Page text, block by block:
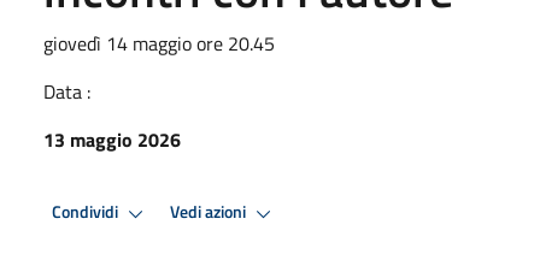
giovedì 14 maggio ore 20.45
Data :
13 maggio 2026
Condividi Vedi azioni